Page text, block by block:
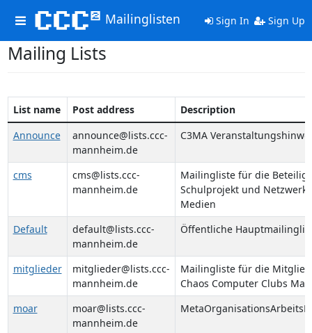
Toggle
navigation
Mailinglisten Sign In Sign Up
Mailing Lists
List name Post address
Description
Announce
announce@lists.ccc-
mannheim.de
C3MA
cms
cms@lists.ccc-
mannheim.de
Mailingliste für die
Schulprojekt und Netzwerk
Medien
Default
default@lists.ccc-
mannheim.de
Öffentliche
mitglieder
mitglieder@lists.ccc-
mannheim.de
Mailingliste für die
Chaos Computer Clubs
moar
moar@lists.ccc-
mannheim.de